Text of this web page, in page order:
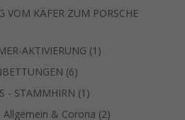
Produkte
VOM KÄFER ZUM PORSCHE
AKTIVIERUNG 1 1
66
Produkte
- STAMMHIRN 1 1
Produkt
Allgemein & Corona 22